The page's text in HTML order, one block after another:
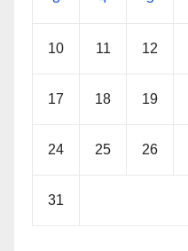
10 11 12
17 18 19
24 25 26
31